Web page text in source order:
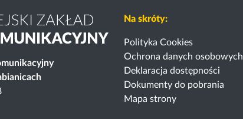
Na skróty:
Polityka Cookies
Ochrona danych osobowych
Deklaracja dostępności
Dokumenty do pobrania
Mapa strony